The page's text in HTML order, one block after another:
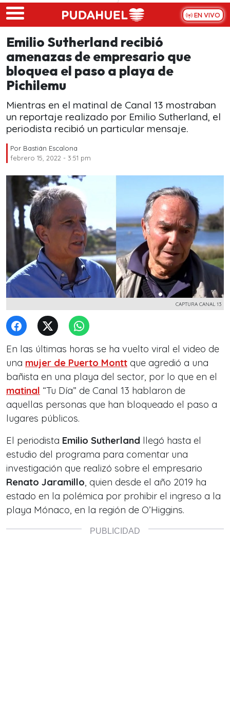
Skip to main content
EN VIVO
Emilio Sutherland recibió
amenazas de empresario que
bloquea el paso a playa de
Pichilemu
Mientras en el matinal de Canal 13 mostraban
un reportaje realizado por Emilio Sutherland, el
periodista recibió un particular mensaje.
Por Bastián Escalona
febrero 15, 2022 - 3:51 pm
CAPTURA CANAL 13
En las últimas horas se ha vuelto viral el video de
una mujer de Puerto Montt que agredió a una
bañista en una playa del sector, por lo que en el
matinal “Tu Día” de Canal 13 hablaron de
aquellas personas que han bloqueado el paso a
lugares públicos.
El periodista Emilio Sutherland llegó hasta el
estudio del programa para comentar una
investigación que realizó sobre el empresario
Renato Jaramillo, quien desde el año 2019 ha
estado en la polémica por prohibir el ingreso a la
playa Mónaco, en la región de O’Higgins.